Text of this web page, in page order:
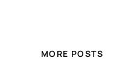
MORE POSTS